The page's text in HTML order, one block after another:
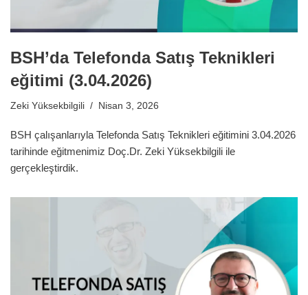
BSH’da Telefonda Satış Teknikleri
eğitimi (3.04.2026)
Zeki Yüksekbilgili Nisan 3, 2026
BSH çalışanlarıyla Telefonda Satış Teknikleri eğitimini 3.04.2026
tarihinde eğitmenimiz Doç.Dr. Zeki Yüksekbilgili ile
gerçekleştirdik.